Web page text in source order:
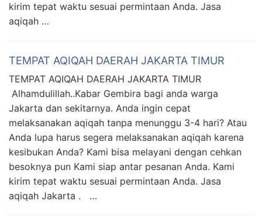
kirim tepat waktu sesuai permintaan Anda. Jasa
aqiqah …
TEMPAT AQIQAH DAERAH JAKARTA TIMUR
TEMPAT AQIQAH DAERAH JAKARTA TIMUR
Alhamdulillah..Kabar Gembira bagi anda warga
Jakarta dan sekitarnya. Anda ingin cepat
melaksanakan aqiqah tanpa menunggu 3-4 hari? Atau
Anda lupa harus segera melaksanakan aqiqah karena
kesibukan Anda? Kami bisa melayani dengan cehkan
besoknya pun Kami siap antar pesanan Anda. Kami
kirim tepat waktu sesuai permintaan Anda. Jasa
aqiqah Jakarta . …